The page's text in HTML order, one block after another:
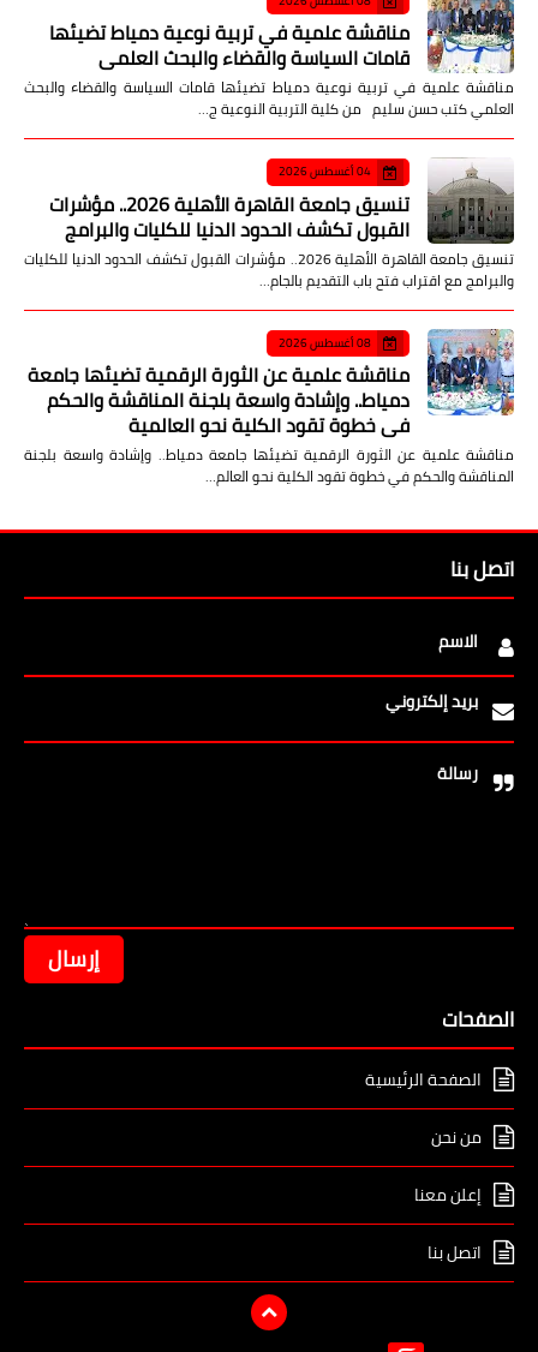
مناقشة علمية في تربية نوعية دمياط تضيئها
قامات السياسة والقضاء والبحث العلمي
مناقشة علمية في تربية نوعية دمياط تضيئها قامات السياسة والقضاء والبحث
العلمي كتب حسن سليم من كلية التربية النوعية ج…
04 أغسطس 2026
تنسيق جامعة القاهرة الأهلية 2026.. مؤشرات
القبول تكشف الحدود الدنيا للكليات والبرامج
تنسيق جامعة القاهرة الأهلية 2026.. مؤشرات القبول تكشف الحدود الدنيا للكليات
والبرامج مع اقتراب فتح باب التقديم بالجام…
08 أغسطس 2026
مناقشة علمية عن الثورة الرقمية تضيئها جامعة
دمياط.. وإشادة واسعة بلجنة المناقشة والحكم
في خطوة تقود الكلية نحو العالمية
مناقشة علمية عن الثورة الرقمية تضيئها جامعة دمياط.. وإشادة واسعة بلجنة
المناقشة والحكم في خطوة تقود الكلية نحو العالم…
اتصل بنا
الاسم
بريد إلكتروني
رسالة
الصفحات
الصفحة الرئيسية
من نحن
إعلن معنا
اتصل بنا